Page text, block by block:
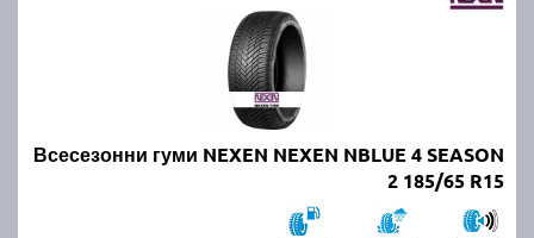
Всесезонни гуми NEXEN NEXEN NBLUE 4 SEASON
2 185/65 R15